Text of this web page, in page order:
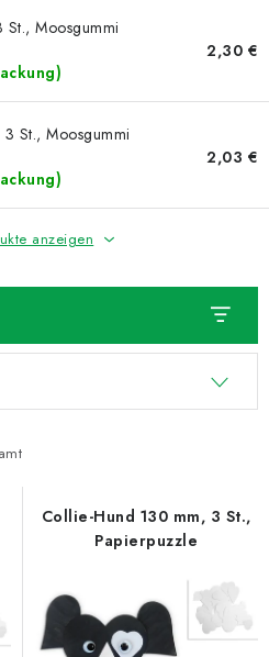
Moosgummi
2,30 €
St., Moosgummi
2,03 €
anzeigen
Collie-Hund 130 mm, 3 St.,
Papierpuzzle